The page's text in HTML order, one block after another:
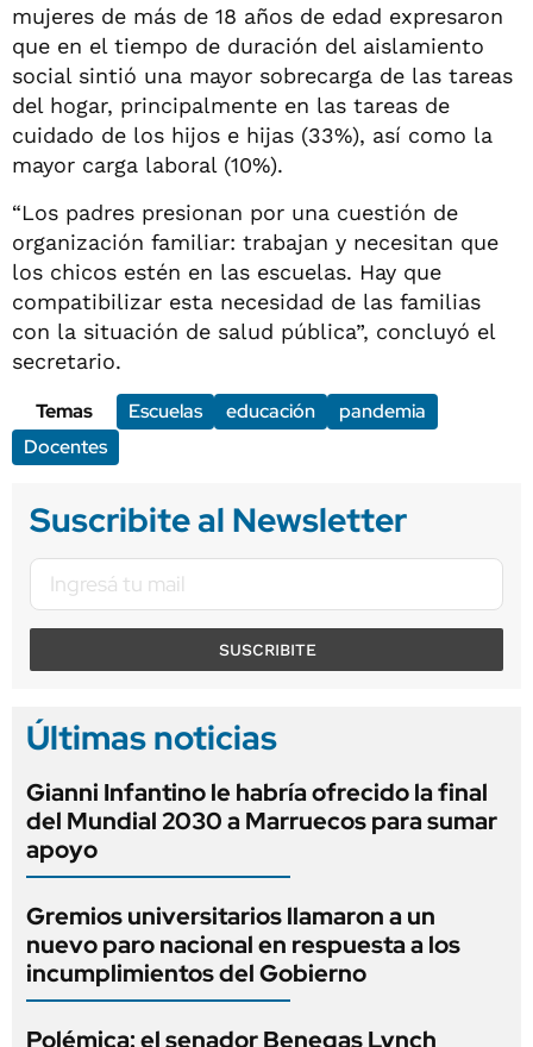
mujeres de más de 18 años de edad expresaron
que en el tiempo de duración del aislamiento
social sintió una mayor sobrecarga de las tareas
del hogar, principalmente en las tareas de
cuidado de los hijos e hijas (33%), así como la
mayor carga laboral (10%).
“Los padres presionan por una cuestión de
organización familiar: trabajan y necesitan que
los chicos estén en las escuelas. Hay que
compatibilizar esta necesidad de las familias
con la situación de salud pública”, concluyó el
secretario.
Temas
Escuelas educación
pandemia
Docentes
Suscribite al Newsletter
SUSCRIBITE
Últimas noticias
Gianni Infantino le habría ofrecido la final
del Mundial 2030 a Marruecos para sumar
apoyo
Gremios universitarios llamaron a un
nuevo paro nacional en respuesta a los
incumplimientos del Gobierno
Polémica: el senador Benegas Lynch